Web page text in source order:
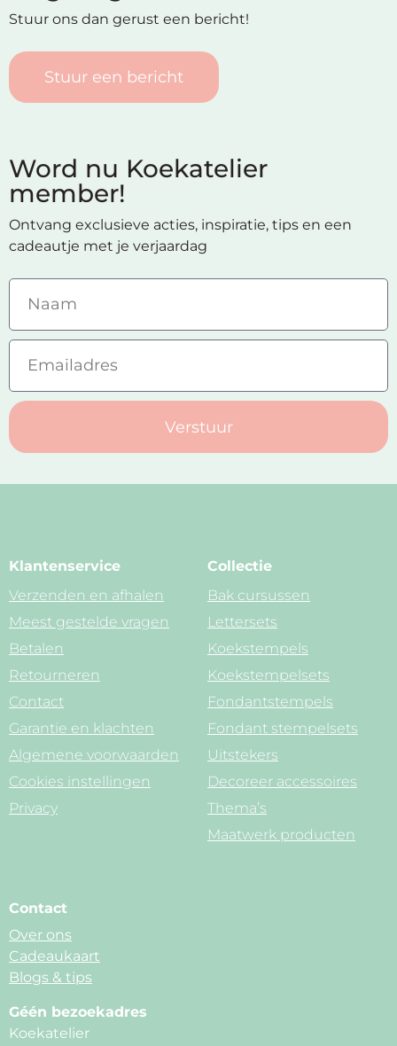
Stuur ons dan gerust een bericht!
Stuur een bericht
Word nu Koekatelier
member!
Ontvang exclusieve acties, inspiratie, tips en een
cadeautje met je verjaardag
Verstuur
Klantenservice
Verzenden en afhalen
Meest gestelde vragen
Betalen
Retourneren
Contact
Garantie en klachten
Algemene voorwaarden
Cookies instellingen
Privacy
Collectie
Bak cursussen
Lettersets
Koekstempels
Koekstempelsets
Fondantstempels
Fondant stempelsets
Uitstekers
Decoreer accessoires
Thema’s
Maatwerk producten
Contact
Over ons
Cadeaukaart
Blogs & tips
Géén bezoekadres
Koekatelier